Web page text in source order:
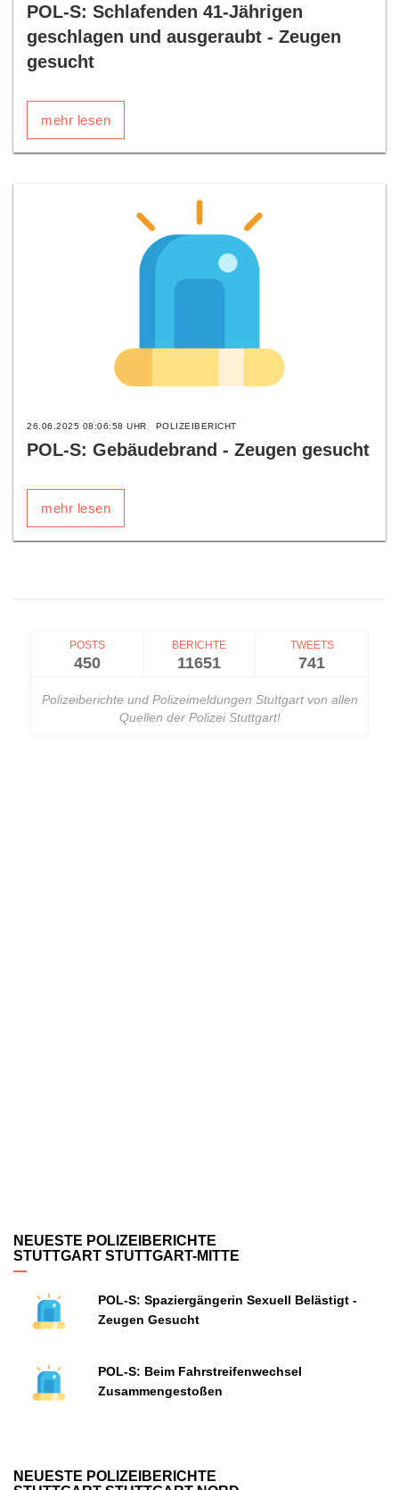
POL-S: Schlafenden 41-Jährigen
geschlagen und ausgeraubt - Zeugen
gesucht
mehr lesen
26.06.2025 08:06:58 UHR POLIZEIBERICHT
POL-S: Gebäudebrand - Zeugen gesucht
mehr lesen
POSTS
450
BERICHTE
11651
TWEETS
741
Polizeiberichte und Polizeimeldungen Stuttgart von allen
Quellen der Polizei Stuttgart!
NEUESTE POLIZEIBERICHTE
STUTTGART STUTTGART-MITTE
POL-S: Spaziergängerin Sexuell Belästigt -
Zeugen Gesucht
POL-S: Beim Fahrstreifenwechsel
Zusammengestoßen
NEUESTE POLIZEIBERICHTE